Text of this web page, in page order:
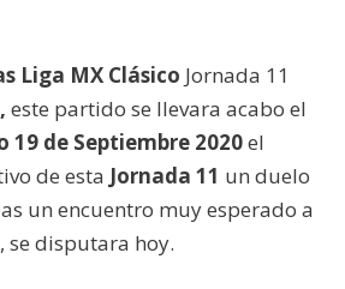
Liga MX Clásico Jornada 11
este partido se llevara acabo el
19 de Septiembre 2020el
de esta Jornada 11 un duelo
un encuentro muy esperado a
se disputara hoy.